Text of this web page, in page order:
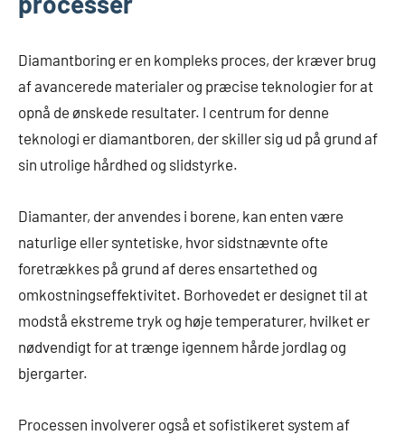
Diamantboring er en kompleks proces, der kræver brug
af avancerede materialer og præcise teknologier for at
opnå de ønskede resultater. I centrum for denne
teknologi er diamantboren, der skiller sig ud på grund af
sin utrolige hårdhed og slidstyrke.
Diamanter, der anvendes i borene, kan enten være
naturlige eller syntetiske, hvor sidstnævnte ofte
foretrækkes på grund af deres ensartethed og
omkostningseffektivitet. Borhovedet er designet til at
modstå ekstreme tryk og høje temperaturer, hvilket er
nødvendigt for at trænge igennem hårde jordlag og
bjergarter.
Processen involverer også et sofistikeret system af